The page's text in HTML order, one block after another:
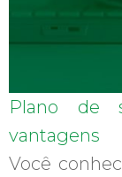
Plano de
vantagens
Você